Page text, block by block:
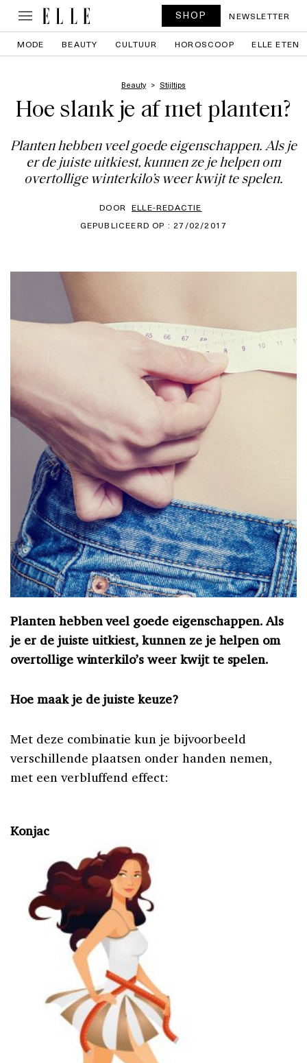
SHOP NEWSLETTER
MODE BEAUTY CULTUUR HOROSCOOP ELLE ETEN
Beauty Stijltips
Hoe slank je af met planten?
Planten hebben veel goede eigenschappen. Als je
er de juiste uitkiest, kunnen ze je helpen om
overtollige winterkilo’s weer kwijt te spelen.
DOOR ELLE-REDACTIE
GEPUBLICEERD OP : 27/02/2017
Planten hebben veel goede eigenschappen. Als
je er de juiste uitkiest, kunnen ze je helpen om
overtollige winterkilo’s weer kwijt te spelen.
Hoe maak je de juiste keuze?
Met deze combinatie kun je bijvoorbeeld
verschillende plaatsen onder handen nemen,
met een verbluffend effect:
Konjac